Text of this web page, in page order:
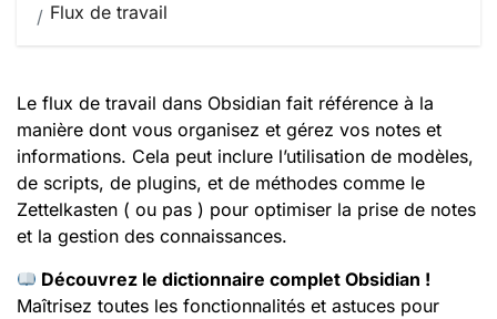
Flux de travail
Le flux de travail dans Obsidian fait référence à la
manière dont vous organisez et gérez vos notes et
informations. Cela peut inclure l’utilisation de modèles,
de scripts, de plugins, et de méthodes comme le
Zettelkasten ( ou pas ) pour optimiser la prise de notes
et la gestion des connaissances.
Découvrez le dictionnaire complet Obsidian !
Maîtrisez toutes les fonctionnalités et astuces pour